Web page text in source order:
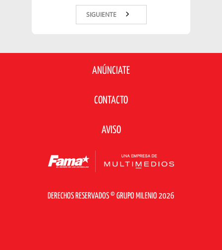
SIGUIENTE
ANÚNCIATE
CONTACTO
AVISO
DERECHOS RESERVADOS © GRUPO MILENIO 2026